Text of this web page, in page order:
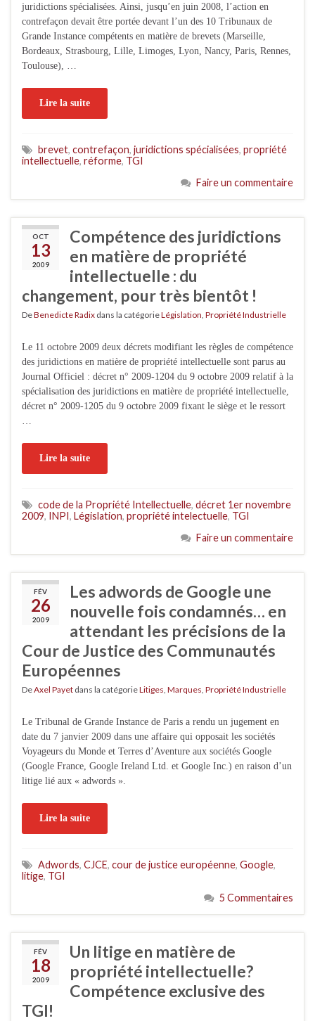
juridictions spécialisées. Ainsi, jusqu’en juin 2008, l’action en
contrefaçon devait être portée devant l’un des 10 Tribunaux de
Grande Instance compétents en matière de brevets (Marseille,
Bordeaux, Strasbourg, Lille, Limoges, Lyon, Nancy, Paris, Rennes,
Toulouse), …
Lire la suite
brevet, contrefaçon, juridictions spécialisées, propriété
intellectuelle, réforme, TGI
Faire un commentaire
OCT
13
2009
Compétence des juridictions
en matière de propriété
intellectuelle : du
changement, pour très bientôt !
DeBenedicte Radix dans la catégorieLégislation Propriété Industrielle
Le 11 octobre 2009 deux décrets modifiant les règles de compétence
des juridictions en matière de propriété intellectuelle sont parus au
Journal Officiel : décret n° 2009-1204 du 9 octobre 2009 relatif à la
spécialisation des juridictions en matière de propriété intellectuelle,
décret n° 2009-1205 du 9 octobre 2009 fixant le siège et le ressort
Lire la suite
code de la Propriété Intellectuelle, décret 1er novembre
2009, INPI, Législation, propriété intelectuelle, TGI
Faire un commentaire
FÉV
26
2009
Les adwords de Google une
nouvelle fois condamnés… en
attendant les précisions de la
Cour de Justice des Communautés
Européennes
DeAxel Payet dans la catégorieLitiges Marques Propriété Industrielle
Le Tribunal de Grande Instance de Paris a rendu un jugement en
date du 7 janvier 2009 dans une affaire qui opposait les sociétés
Voyageurs du Monde et Terres d’Aventure aux sociétés Google
(Google France, Google Ireland Ltd. et Google Inc.) en raison d’un
litige lié aux « adwords ».
Lire la suite
Adwords, CJCE, cour de justice européenne, Google,
litige, TGI
5 Commentaires
FÉV
18
2009
Un litige en matière de
propriété intellectuelle?
Compétence exclusive des
TGI!